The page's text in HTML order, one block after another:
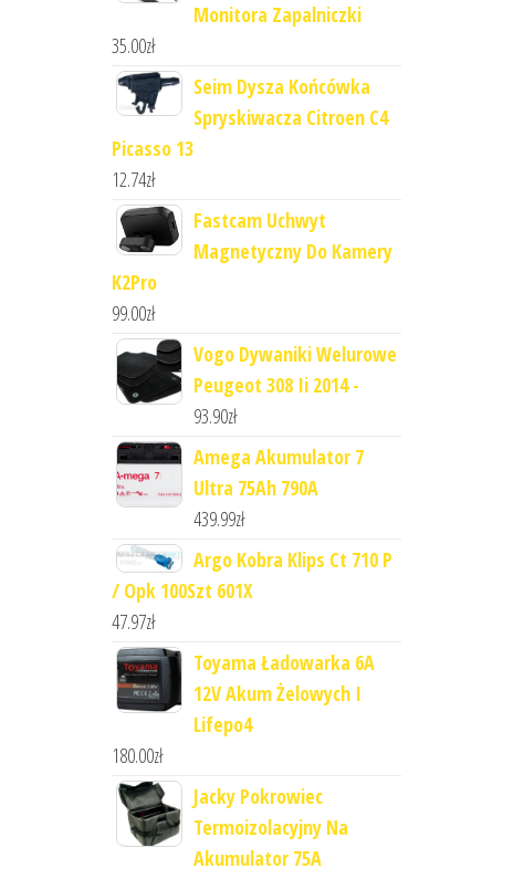
Monitora Zapalniczki
35.00zł
Seim Dysza Końcówka
Spryskiwacza Citroen C4
Picasso 13
12.74zł
Fastcam Uchwyt
Magnetyczny Do Kamery
K2Pro
99.00zł
Vogo Dywaniki Welurowe
Peugeot 308 Ii 2014 -
93.90zł
Amega Akumulator 7
Ultra 75Ah 790A
439.99zł
Argo Kobra Klips Ct 710 P
/ Opk 100Szt 601X
47.97zł
Toyama Ładowarka 6A
12V Akum Żelowych I
Lifepo4
180.00zł
Jacky Pokrowiec
Termoizolacyjny Na
Akumulator 75A